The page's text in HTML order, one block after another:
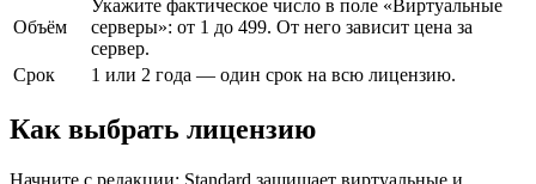
Объём
Укажите фактическое число в поле «Виртуальные
серверы»: от 1 до 499. От него зависит цена за
сервер.
Срок
1 или 2 года — один срок на всю лицензию.
Как выбрать лицензию
Начните с редакции: Standard защищает виртуальные и